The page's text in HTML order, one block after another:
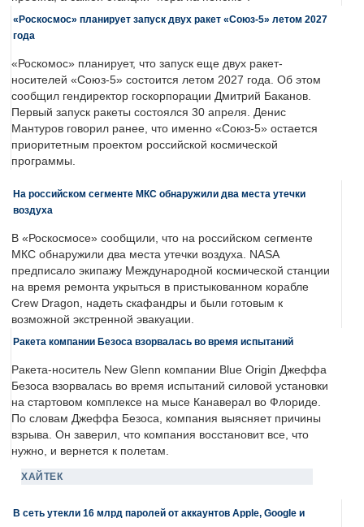
«Роскосмос» планирует запуск двух ракет «Союз-5» летом 2027
года
«Роскомос» планирует, что запуск еще двух ракет-
носителей «Союз-5» состоится летом 2027 года. Об этом
сообщил гендиректор госкорпорации Дмитрий Баканов.
Первый запуск ракеты состоялся 30 апреля. Денис
Мантуров говорил ранее, что именно «Союз-5» остается
приоритетным проектом российской космической
программы.
На российском сегменте МКС обнаружили два места утечки
воздуха
В «Роскосмосе» сообщили, что на российском сегменте
МКС обнаружили два места утечки воздуха. NASA
предписало экипажу Международной космической станции
на время ремонта укрыться в пристыкованном корабле
Crew Dragon, надеть скафандры и были готовым к
возможной экстренной эвакуации.
Ракета компании Безоса взорвалась во время испытаний
Ракета-носитель New Glenn компании Blue Origin Джеффа
Безоса взорвалась во время испытаний силовой установки
на стартовом комплексе на мысе Канаверал во Флориде.
По словам Джеффа Безоса, компания выясняет причины
взрыва. Он заверил, что компания восстановит все, что
нужно, и вернется к полетам.
ХАЙТЕК
В сеть утекли 16 млрд паролей от аккаунтов Apple, Google и